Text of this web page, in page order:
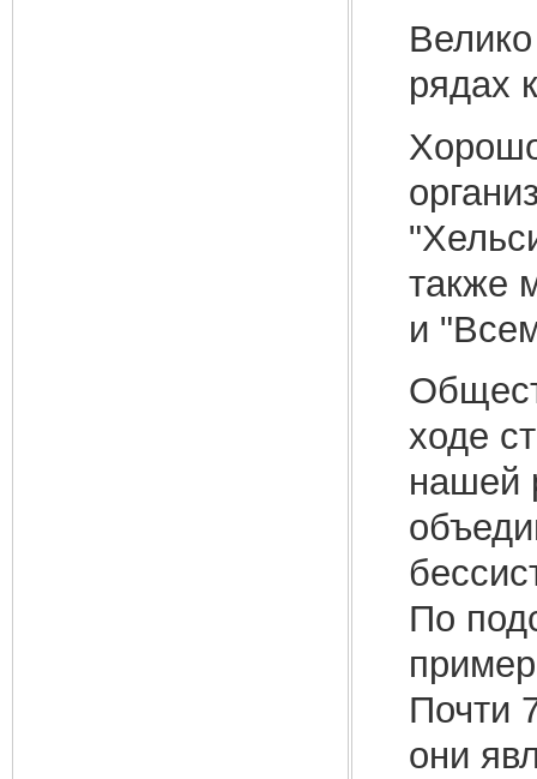
рядах
также
и
ходе
нашей
По
Почти
они